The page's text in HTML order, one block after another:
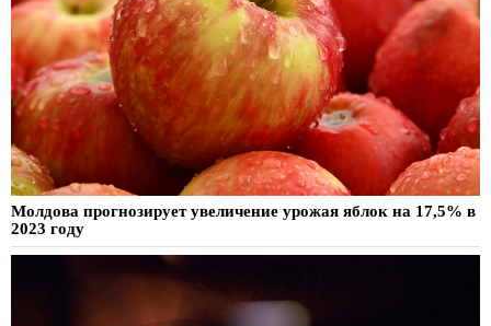
Молдова прогнозирует увеличение урожая яблок на 17,5% в
2023 году